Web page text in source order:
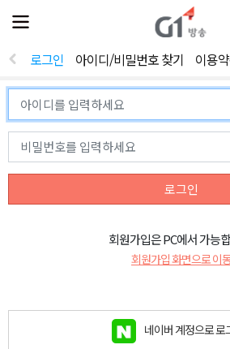
전
체
뉴
열
로그인 아이디/비밀번호 찾기 이용
로그인
회원가입은 PC에서 가능
회원가입 화면으로 이
네이버 계정으로 로